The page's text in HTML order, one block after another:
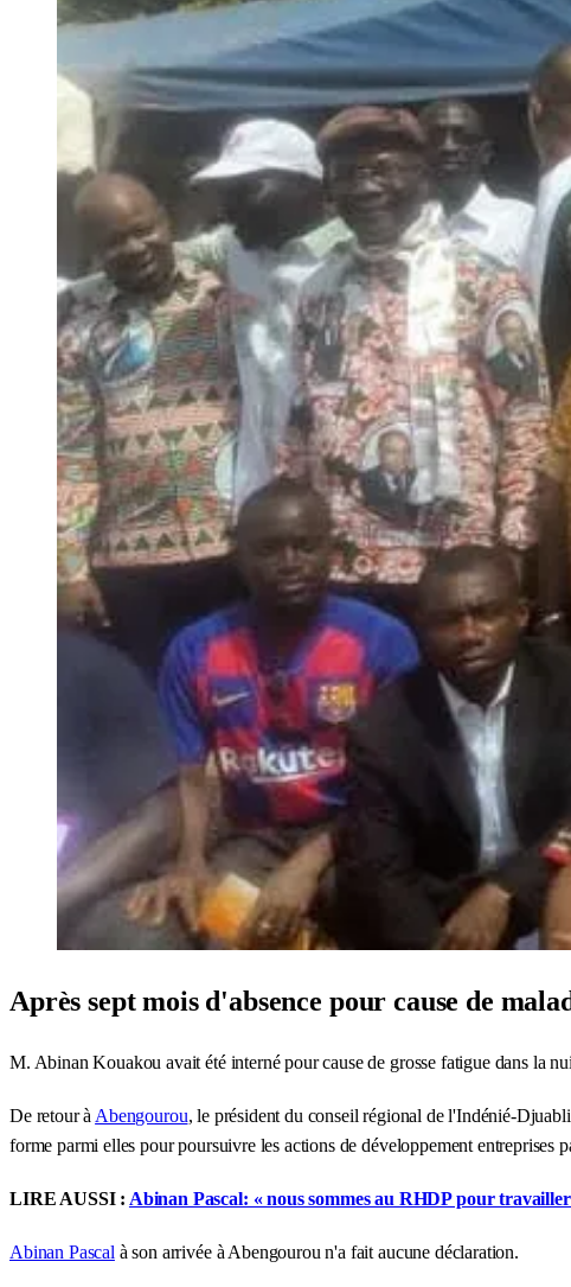
Après sept mois d'absence pour cause de
M. Abinan Kouakou avait été interné pour cause de grosse fatigue dans la
De retour à Abengourou, le président du conseil régional de l'Indénié-
forme parmi elles pour poursuivre les actions de développement entreprises
LIRE AUSSI : Abinan Pascal: « nous sommes au RHDP pour
Abinan Pascal à son arrivée à Abengourou n'a fait aucune déclaration.